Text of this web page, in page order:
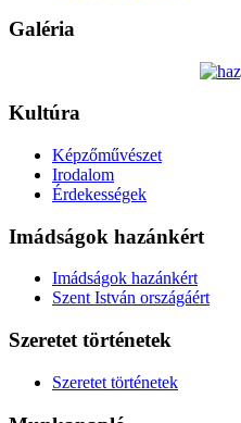
Galéria
Kultúra
Képzőművészet
Irodalom
Érdekességek
Imádságok hazánkért
Imádságok hazánkért
Szent István országáért
Szeretet történetek
Szeretet történetek